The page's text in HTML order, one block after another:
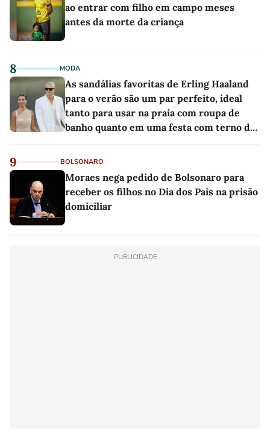
ao entrar com filho em campo meses
antes da morte da criança
8 MODA
As sandálias favoritas de Erling Haaland
para o verão são um par perfeito, ideal
tanto para usar na praia com roupa de
banho quanto em uma festa com terno de
9 BOLSONARO
Moraes nega pedido de Bolsonaro para
receber os filhos no Dia dos Pais na prisão
domiciliar
PUBLICIDADE